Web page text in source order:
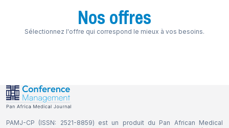
Nos offres
Sélectionnez l'offre qui correspond le mieux à vos besoins.
PAMJ-CP (ISSN: 2521-8859) est un produit du Pan African Medical